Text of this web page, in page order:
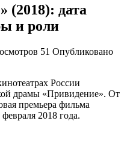
(2018): дата
и роли
51 Опубликовано
России
драмы «Привидение». От
премьера фильма
2018 года.